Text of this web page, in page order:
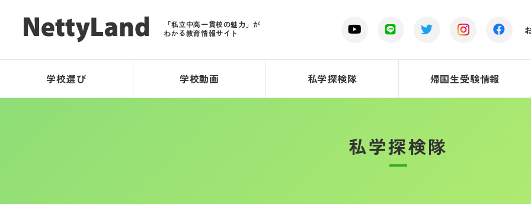
「私立中高一貫校の魅力」が
わかる教育情報サイト
学校選び 学校動画 私学探検隊 帰国生受験情報
私学探検隊